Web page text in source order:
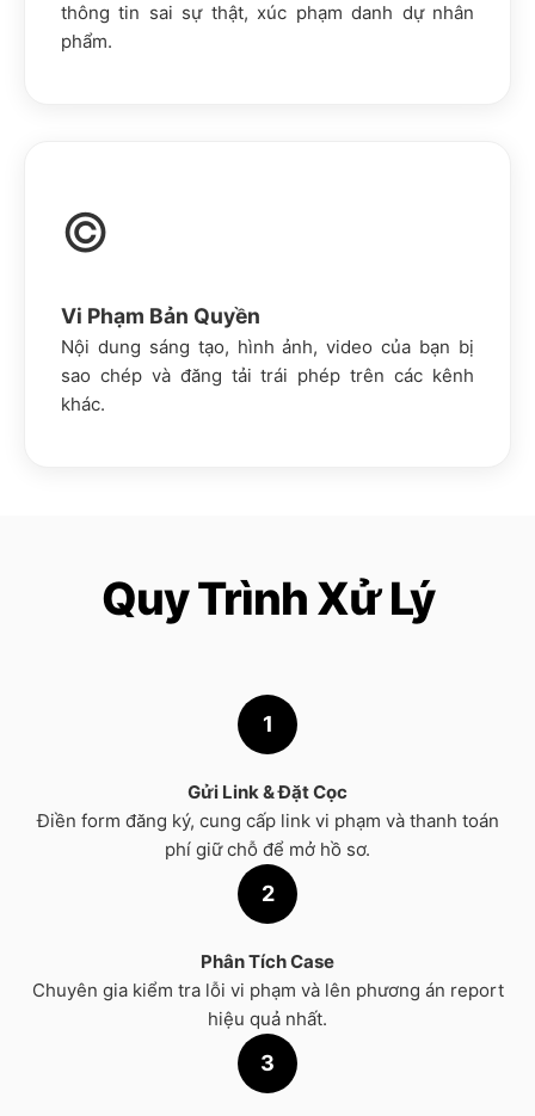
thông tin sai sự thật, xúc phạm danh dự nhân
phẩm.
©️
Vi Phạm Bản Quyền
Nội dung sáng tạo, hình ảnh, video của bạn bị
sao chép và đăng tải trái phép trên các kênh
khác.
Quy Trình Xử Lý
1
Gửi Link & Đặt Cọc
Điền form đăng ký, cung cấp link vi phạm và thanh toán
phí giữ chỗ để mở hồ sơ.
2
Phân Tích Case
Chuyên gia kiểm tra lỗi vi phạm và lên phương án report
hiệu quả nhất.
3